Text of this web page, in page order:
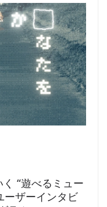
“遊べるミュー
ーザーインタビ